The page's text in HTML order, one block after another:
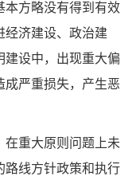
本方略没有得到有效
经济建设、政治建
建设中，出现重大偏
成严重损失，产生恶
重大原则问题上未
路线方针政策和执行